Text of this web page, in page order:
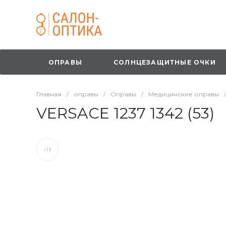
ОПРАВЫ СОЛНЦЕЗАЩИТНЫЕ ОЧКИ
Главная / оправы / Оправы / Медицинские оправы /
VERSACE 1237 1342 (53)